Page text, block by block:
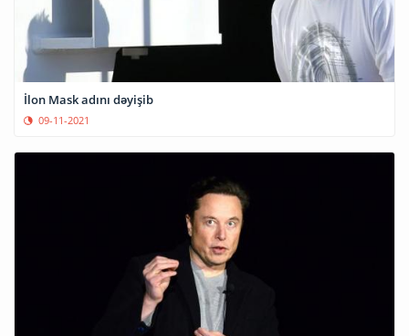
İlon Mask adını dəyişib
09-11-2021